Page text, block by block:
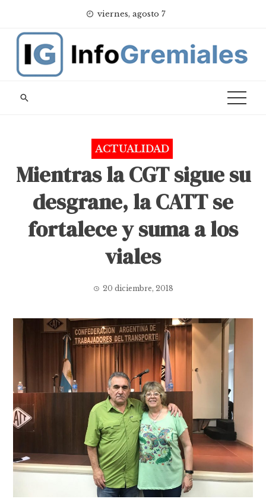
content
viernes, agosto 7
ACTUALIDAD
Mientras la CGT sigue su
desgrane, la CATT se
fortalece y suma a los
viales
20 diciembre, 2018